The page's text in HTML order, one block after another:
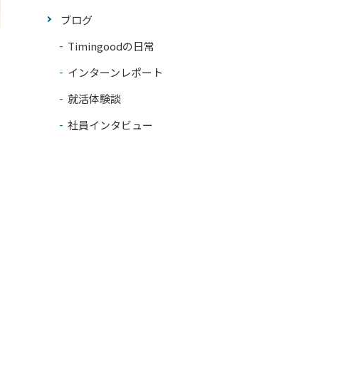
ブログ
Timingoodの日常
インターンレポート
就活体験談
社員インタビュー